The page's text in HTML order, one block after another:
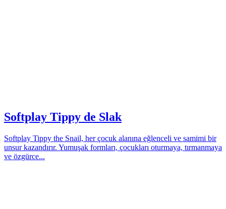
Softplay Tippy de Slak
Softplay Tippy the Snail, her çocuk alanına eğlenceli ve samimi bir
unsur kazandırır. Yumuşak formları, çocukları oturmaya, tırmanmaya
ve özgürce...